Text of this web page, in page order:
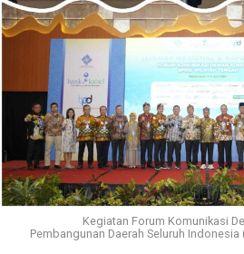
Kegiatan Forum Komunikasi
Pembangunan Daerah Seluruh Indonesia